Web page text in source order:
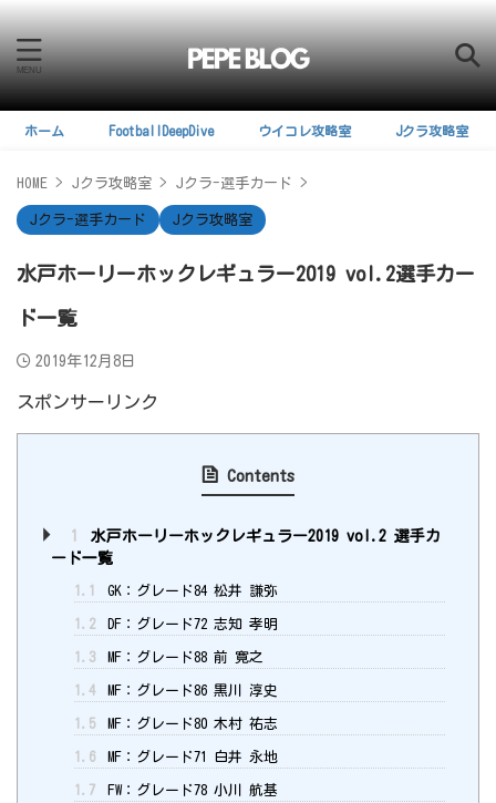
ホーム FootballDeepDive ウイコレ攻略室 Jクラ攻略室
HOME > Jクラ攻略室 > Jクラ-選手カード >
Jクラ-選手カード Jクラ攻略室
水戸ホーリーホックレギュラー2019 vol.2選手カー
ド一覧
2019年12月8日
スポンサーリンク
Contents
1
水戸ホーリーホックレギュラー2019 vol.2 選手カ
ード一覧
1.1 GK：グレード84 松井 謙弥
1.2 DF：グレード72 志知 孝明
1.3 MF：グレード88 前 寛之
1.4 MF：グレード86 黒川 淳史
1.5 MF：グレード80 木村 祐志
1.6 MF：グレード71 白井 永地
1.7 FW：グレード78 小川 航基